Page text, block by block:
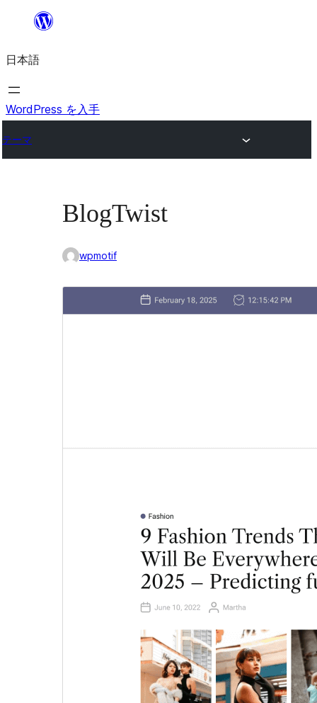
を
ス
キ
プ
日本語
WordPress を入手
テーマ
BlogTwist
wpmotif